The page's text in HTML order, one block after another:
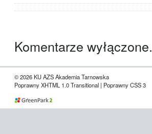
Komentarze wyłączone.
© 2026 KU AZS Akademia Tarnowska
Poprawny XHTML 1.0 Transitional | Poprawny CSS 3